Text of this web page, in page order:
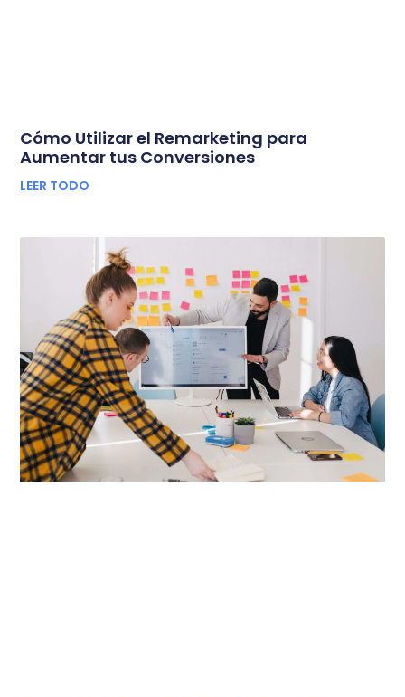
Cómo Utilizar el Remarketing para
Aumentar tus Conversiones
LEER TODO